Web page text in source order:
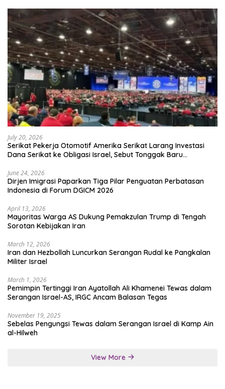
July 20, 2026
Serikat Pekerja Otomotif Amerika Serikat Larang Investasi
Dana Serikat ke Obligasi Israel, Sebut Tonggak Baru
June 24, 2026
Dirjen Imigrasi Paparkan Tiga Pilar Penguatan Perbatasan
Indonesia di Forum DGICM 2026
April 13, 2026
Mayoritas Warga AS Dukung Pemakzulan Trump di Tengah
Sorotan Kebijakan Iran
March 12, 2026
Iran dan Hezbollah Luncurkan Serangan Rudal ke Pangkalan
Militer Israel
March 1, 2026
Pemimpin Tertinggi Iran Ayatollah Ali Khamenei Tewas dalam
Serangan Israel-AS, IRGC Ancam Balasan Tegas
November 19, 2025
Sebelas Pengungsi Tewas dalam Serangan Israel di Kamp Ain
al-Hilweh
View More